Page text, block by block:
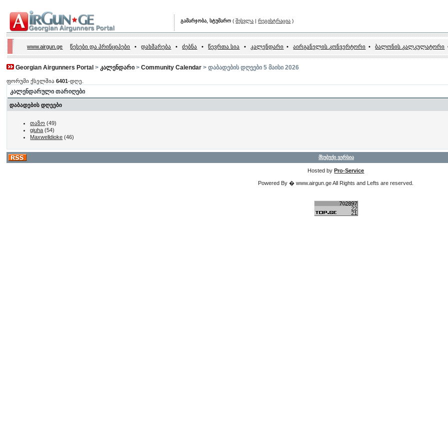
გამარჯობა, სტუმარო (შესვლა |რეგისტრაცია )
www.airgun.ge წესები და პრინციპები • დახმარება • ძებნა • წევრთა სია • კალენდარი • აირგანელის კონვერტორი • ბალონის კალკულატორი
Georgian Airgunners Portal >კალენდარი >Community Calendar > დაბადების დღეები 5 მაისი 2026
ფორუმი ქსელშია6401-დღე.
კალენდარული თარიღები
დაბადების დღეები
თაზო (49)
giuha (54)
Maxwelldioke (46)
მსუბუქი ვერსია
Hosted byPro-Service
Powered By � www.airgun.ge All Rights and Lefts are reserved.